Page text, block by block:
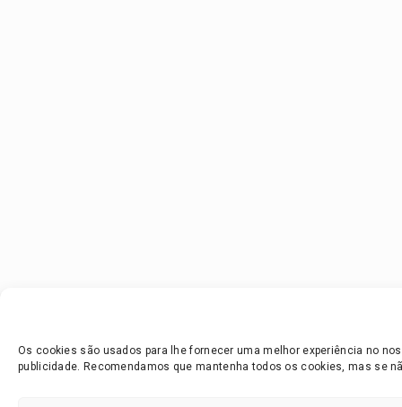
Os cookies são usados para lhe fornecer uma melhor experiência no
publicidade. Recomendamos que mantenha todos os cookies, mas se